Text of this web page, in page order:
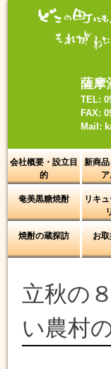
薩摩
TEL:
FAX:
Mail:
会社概要・設立目
的
新商
奄美黒糖焼酎
リキ
焼酎の蔵探訪 お
立秋の
い農村